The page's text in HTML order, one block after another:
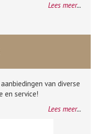
Lees meer...
van diverse
en service!
Lees meer...